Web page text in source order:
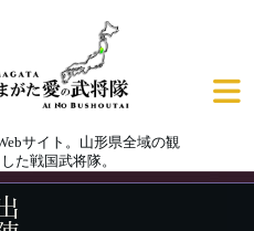
サイト。山形県全域の観
た戦国武将隊。